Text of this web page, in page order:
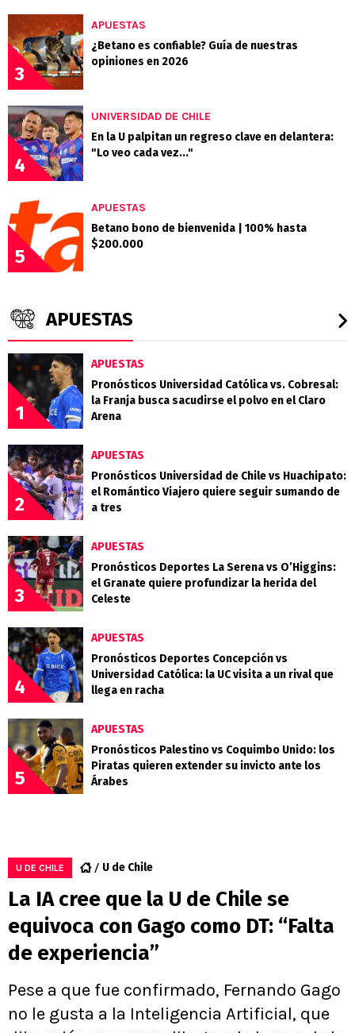
3
APUESTAS
¿Betano es confiable? Guía de nuestras
opiniones en 2026
4
UNIVERSIDAD DE CHILE
En la U palpitan un regreso clave en delantera:
"Lo veo cada vez..."
5
APUESTAS
Betano bono de bienvenida | 100% hasta
$200.000
APUESTAS
1
APUESTAS
Pronósticos Universidad Católica vs. Cobresal:
la Franja busca sacudirse el polvo en el Claro
Arena
2
APUESTAS
Pronósticos Universidad de Chile vs Huachipato:
el Romántico Viajero quiere seguir sumando de
a tres
3
APUESTAS
Pronósticos Deportes La Serena vs O’Higgins:
el Granate quiere profundizar la herida del
Celeste
4
APUESTAS
Pronósticos Deportes Concepción vs
Universidad Católica: la UC visita a un rival que
llega en racha
5
APUESTAS
Pronósticos Palestino vs Coquimbo Unido: los
Piratas quieren extender su invicto ante los
Árabes
U DE CHILE U de Chile
La IA cree que la U de Chile se
equivoca con Gago como DT: “Falta
de experiencia”
Pese a que fue confirmado, Fernando Gago
no le gusta a la Inteligencia Artificial, que